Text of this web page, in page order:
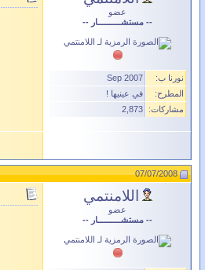
عضو
-- مستشــــــــــار --
نورنا ب:
Sep 2007
المطرح:
في عينيها !
مشاركات:
2,873
07/07/2008
اللامنتمي
عضو
-- مستشــــــــــار --